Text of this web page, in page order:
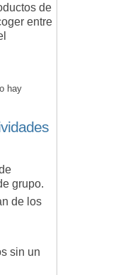
de
entre
hay
grupo.
de los
sin un